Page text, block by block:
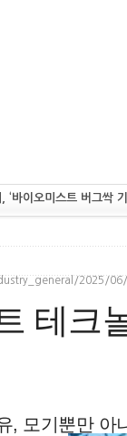
바이오미스트 버그싹
2025/
테크
, 모기뿐만